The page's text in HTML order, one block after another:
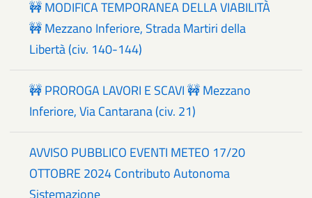
🚧 MODIFICA TEMPORANEA DELLA VIABILITÀ
🚧 Mezzano Inferiore, Strada Martiri della
Libertà (civ. 140-144)
🚧 PROROGA LAVORI E SCAVI 🚧 Mezzano
Inferiore, Via Cantarana (civ. 21)
AVVISO PUBBLICO EVENTI METEO 17/20
OTTOBRE 2024 Contributo Autonoma
Sistemazione